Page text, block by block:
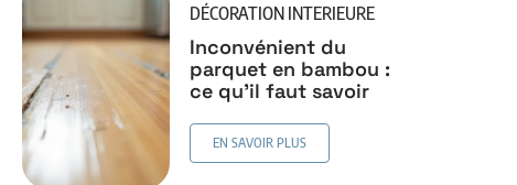
DÉCORATION INTERIEURE
Inconvénient du
parquet en bambou :
ce qu’il faut savoir
EN SAVOIR PLUS